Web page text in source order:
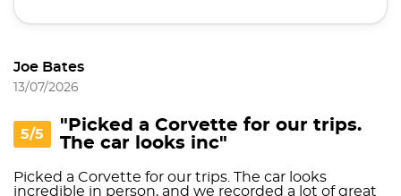
Joe Bates
13/07/2026
5/5
"Picked a Corvette for our trips.
The car looks inc"
Picked a Corvette for our trips. The car looks
incredible in person, and we recorded a lot of great